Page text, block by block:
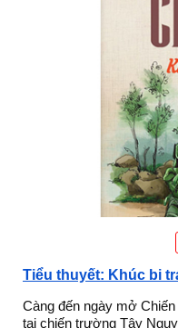
Tiểu thuyết: Khúc bi
Càng đến ngày mở
tại chiến trường Tây